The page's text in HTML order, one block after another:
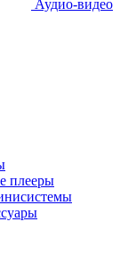
Аудио-видео
плееры